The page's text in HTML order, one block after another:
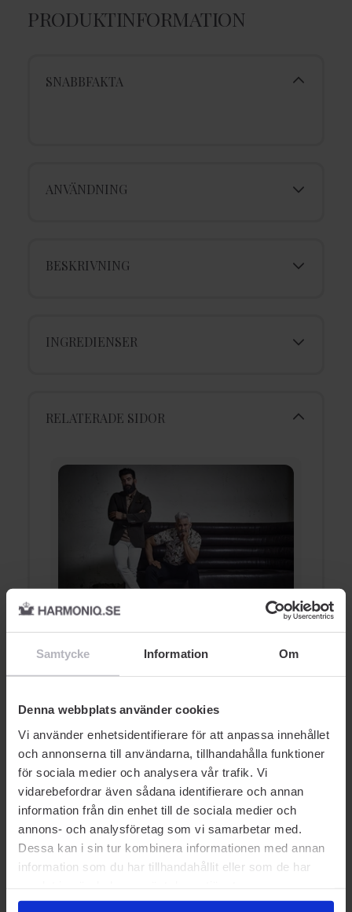
Samtycke Information Om
Denna webbplats använder cookies
Vi använder enhetsidentifierare för att anpassa innehållet
och annonserna till användarna, tillhandahålla funktioner
för sociala medier och analysera vår trafik. Vi
vidarebefordrar även sådana identifierare och annan
information från din enhet till de sociala medier och
annons- och analysföretag som vi samarbetar med.
Dessa kan i sin tur kombinera informationen med annan
information som du har tillhandahållit eller som de har
PRODUKTINFORMATION
SNABBFAKTA
ANVÄNDNING
BESKRIVNING
INGREDIENSER
RELATERADE SIDOR
Allt du behöver veta om
hårvård och kroppsvård ...
VÅRDANDE NOBERU
AUKTORISERAD ÅTERFÖRSÄLJARE